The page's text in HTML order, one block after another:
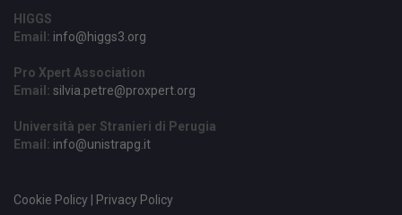
HIGGS
Email: info@higgs3.org
Pro Xpert Association
Email: silvia.petre@proxpert.org
Università per Stranieri di Perugia
Email: info@unistrapg.it
Cookie Policy | Privacy Policy